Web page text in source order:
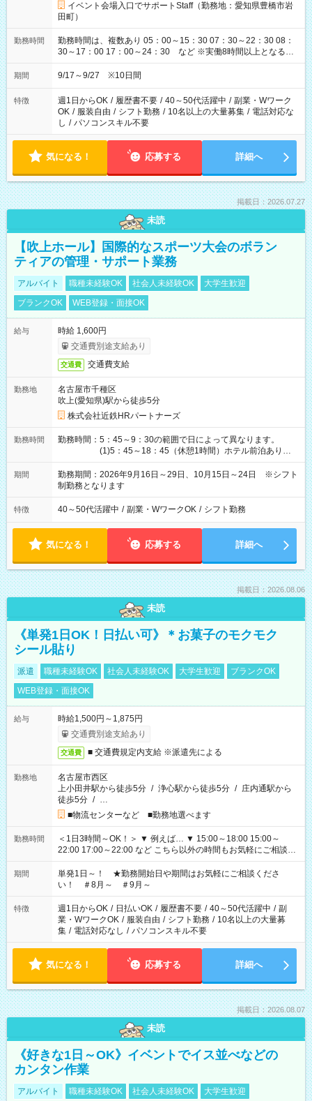
イベント会場入口でサポートStaff（勤務地：愛知県豊橋市岩
田町）
勤務時間
勤務時間は、複数あり 05：00～15：30 07：30～22：30 08：
30～17：00 17：00～24：30 など ※実働8時間以上となる勤
務もあります。 【休憩】60分+他休憩あり 交替で取得します。
安全面に配慮しこまめな休憩があります。
期間 9/17～9/27 ※10日間
特徴 週1日からOK / 履歴書不要 / 40～50代活躍中 / 副業・Wワーク
OK / 服装自由 / シフト勤務 / 10名以上の大量募集 / 電話対応な
し / パソコンスキル不要
気になる！ 応募する 詳細へ
掲載日：2026.07.27
未読
【吹上ホール】国際的なスポーツ大会のボラン
ティアの管理・サポート業務
アルバイト 職種未経験OK 社会人未経験OK
大学生歓迎
ブランクOK
WEB登録・面接OK
給与
時給 1,600円
交通費別途支給あり
交通費 交通費支給
勤務地
名古屋市千種区
吹上(愛知県)駅から徒歩5分
株式会社近鉄HRパートナーズ
勤務時間
勤務時間：5：45～9：30の範囲で日によって異なります。
(1)5：45～18：45（休憩1時間）ホテル前泊あり！
(2)6：00～19：00（休憩1時間）ホテル前泊あり！
(3)6：45～19：45（休憩1時間） (4)7：
30～20：30（休憩1時間） (5)8：30～18：00（休憩
1時間） (6)9：30～21：30（休憩1時間）
期間
勤務期間：2026年9月16日～29日、10月15日～24日 ※シフト
制勤務となります
特徴 40～50代活躍中 / 副業・WワークOK / シフト勤務
気になる！ 応募する 詳細へ
掲載日：2026.08.06
未読
《単発1日OK！日払い可》＊お菓子のモクモク
シール貼り
派遣 職種未経験OK 社会人未経験OK 大学生歓迎
ブランクOK
WEB登録・面接OK
給与
時給1,500円～1,875円
交通費別途支給あり
交通費 ■ 交通費規定内支給 ※派遣先による
勤務地
名古屋市西区
上小田井駅から徒歩5分 / 浄心駅から徒歩5分 / 庄内通駅から
徒歩5分 / …
■物流センターなど ■勤務地選べます
勤務時間
＜1日3時間～OK！＞ ▼ 例えば… ▼ 15:00～18:00 15:00～
22:00 17:00～22:00 など こちら以外の時間もお気軽にご相談く
ださい！
期間
単発1日～！ ★勤務開始日や期間はお気軽にご相談くださ
い！ ＃8月～ ＃9月～
特徴 週1日からOK / 日払いOK / 履歴書不要 / 40～50代活躍中 / 副
業・WワークOK / 服装自由 / シフト勤務 / 10名以上の大量募
集 / 電話対応なし / パソコンスキル不要
気になる！ 応募する 詳細へ
掲載日：2026.08.07
未読
《好きな1日～OK》イベントでイス並べなどの
カンタン作業
アルバイト 職種未経験OK 社会人未経験OK 大学生歓迎